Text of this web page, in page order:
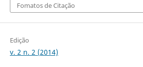
Fomatos de Citação
Edição
v. 2 n. 2 (2014)